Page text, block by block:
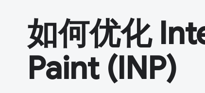
如何优化
Paint (INP)